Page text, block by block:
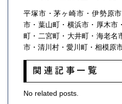
平塚市・茅ヶ崎市・伊勢原
市・葉山町・横浜市・厚木市
町・二宮町・大井町・海老名
市・清川村・愛川町・相模原
関連記事一覧
No related posts.